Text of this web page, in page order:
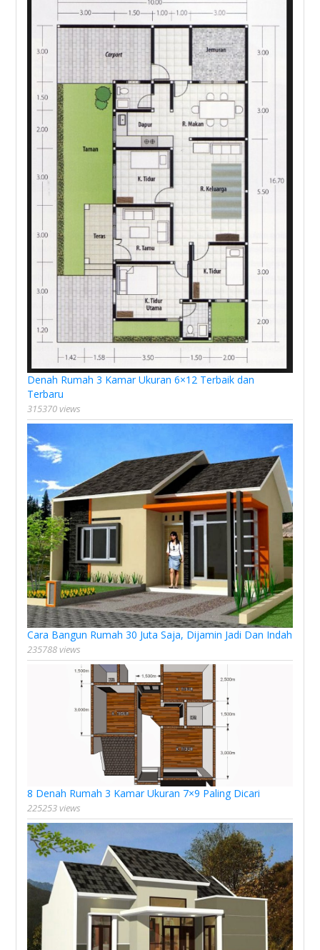
Denah Rumah 3 Kamar Ukuran 6×12 Terbaik dan
Terbaru
315370 views
Cara Bangun Rumah 30 Juta Saja, Dijamin Jadi Dan Indah
235788 views
8 Denah Rumah 3 Kamar Ukuran 7×9 Paling Dicari
225253 views